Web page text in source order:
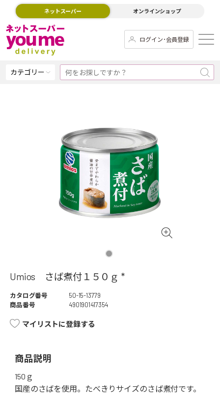
ネットスーパー オンラインショップ
ログイン･会員登録
カテゴリー
Umios さば煮付１５０ｇ *
カタログ番号
50-15-13779
商品番号
4901901417354
マイリストに登録する
商品説明
150ｇ
国産のさばを使用。たべきりサイズのさば煮付です。